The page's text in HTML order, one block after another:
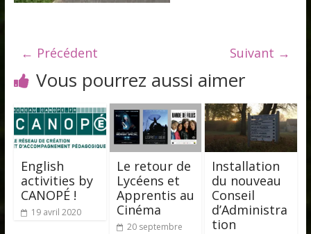
← Précédent Suivant →
Vous pourrez aussi aimer
English
activities by
CANOPÉ !
19 avril 2020
Le retour de
Lycéens et
Apprentis au
Cinéma
20 septembre
Installation
du nouveau
Conseil
d’Administra
tion